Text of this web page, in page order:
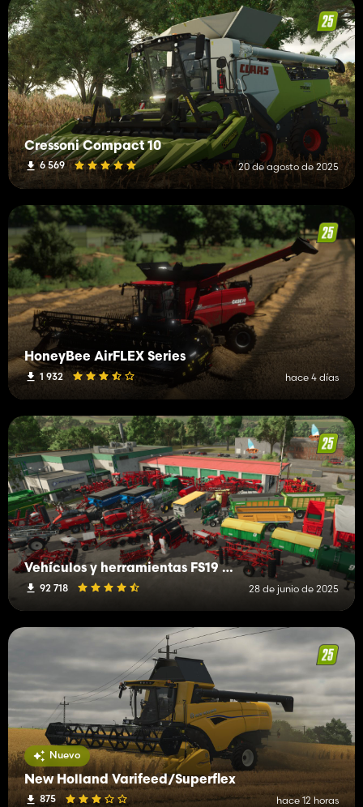
Cressoni Compact 10
6 569 20 de agosto de 2025
HoneyBee AirFLEX Series
1 932 hace 4 días
Vehículos y herramientas FS19 (H-K)
92 718 28 de junio de 2025
Nuevo
New Holland Varifeed/Superflex
875 hace 12 horas